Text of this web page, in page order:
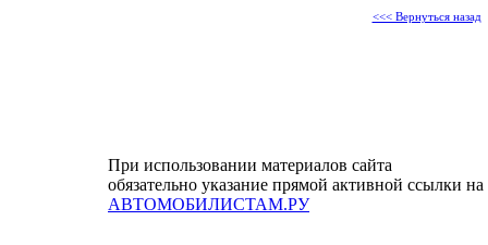
<<< Вернуться назад
При использовании материалов сайта
обязательно указание прямой активной ссылки на
АВТОМОБИЛИСТАМ.РУ